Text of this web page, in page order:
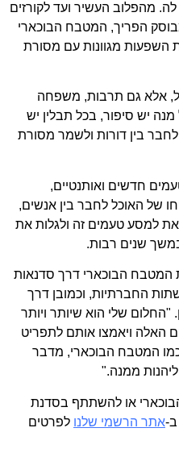
מהפלוב העשיר ועד לקורזים
הפריך, המטבח הבוכארי
השפעות מגוונות עם מסורת
אלא גם תרבות, משפחה
יש סיפור, בכל תבלין יש
בין דורות ולשמר מסורת
חדשים ואותנטיים,
של האוכל לחבר בין אנשים,
למסע טעמים זה ולגלות את
שנים רבות.
הבוכארי דרך סדנאות
החברתיות, וכמובן דרך
שלי הוא שיותר ויותר
האלה ויאמצו אותם לתפריט
המטבח הבוכארי, מדבר
ממנה."
או להשתתף בסדנת
ב-אתר הרשמי שלנו לפרטים